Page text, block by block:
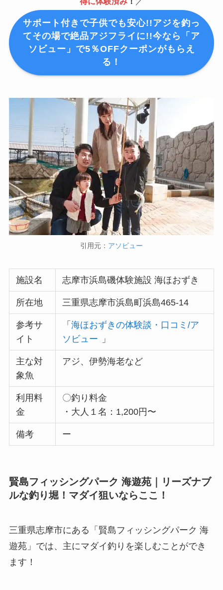
サポート付きで子供でも安心!!アジを釣っ
てその場で絶品アジフライに!!今なら「ア
ソビュー」で5％OFFクーポンがもらえ
る！
引用元： アソビュー
施設名 志摩市浜島磯体験施設 海ほおずき
所在地 三重県志摩市浜島町浜島465-14
参考サ
イト
「海ほおずきの体験談・口コミ/ア
ソビュー
」
主な対
象魚
アジ、伊勢海老など
利用料
金
〇釣り料金
・大人１名：1,200円〜
備考 ー
賢島フィッシングパーク 海遊苑｜リーズナブ
ルな釣り堀！マダイ狙いならここ！
三重県志摩市にある「賢島フィッシングパーク 海
遊苑」では、主にマダイ釣りを楽しむことができ
ます！